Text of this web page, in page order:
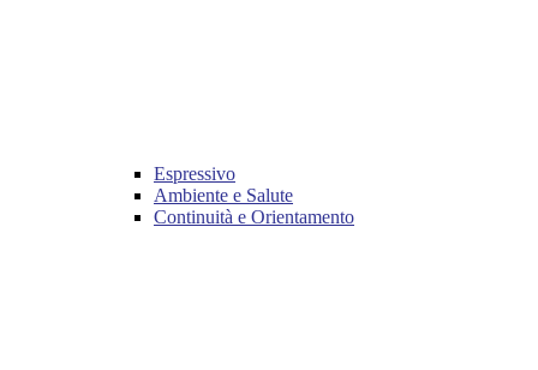
Espressivo
Ambiente e Salute
Continuità e Orientamento